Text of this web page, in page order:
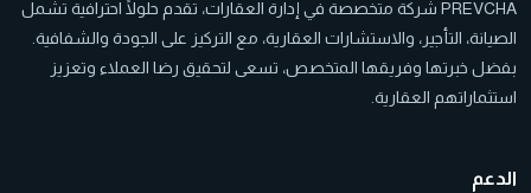
PREVCHA شركة متخصصة في إدارة العقارات، تقدم حلولًا احترافية تشمل
الصيانة، التأجير، والاستشارات العقارية، مع التركيز على الجودة والشفافية.
بفضل خبرتها وفريقها المتخصص، تسعى لتحقيق رضا العملاء وتعزيز
استثماراتهم العقارية.
الدعم